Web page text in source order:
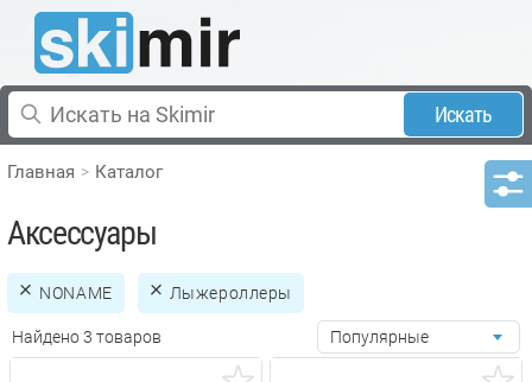
Искать
Главная Каталог
Аксессуары
NONAME Лыжероллеры
Найдено 3 товаров Популярные